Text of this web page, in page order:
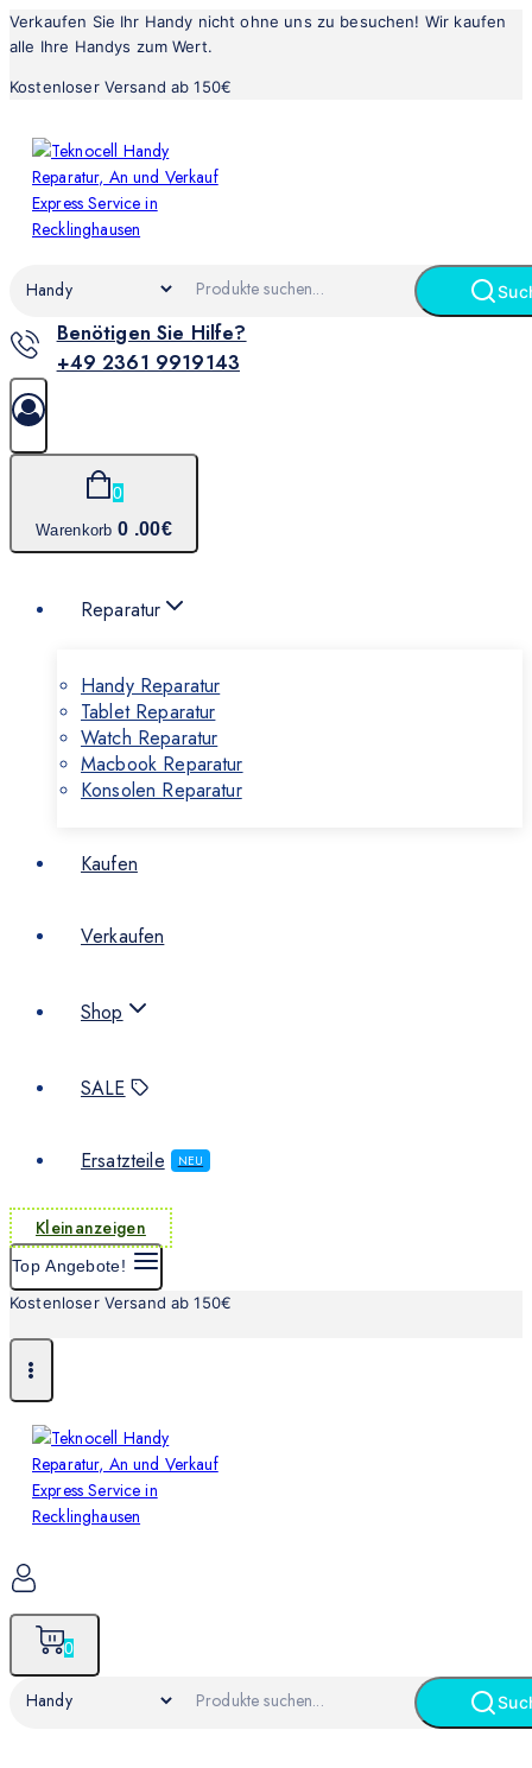
Verkaufen Sie Ihr Handy nicht ohne uns zu besuchen! Wir kaufen
alle Ihre Handys zum Wert.
Kostenloser Versand ab 150€
Benötigen Sie Hilfe?
+49 2361 9919143
0
Warenkorb 0 .00€
Reparatur
Handy Reparatur
Tablet Reparatur
Watch Reparatur
Macbook Reparatur
Konsolen Reparatur
Kaufen
Verkaufen
Shop
SALE
Ersatzteile NEU
Kleinanzeigen
Top Angebote!
Kostenloser Versand ab 150€
0